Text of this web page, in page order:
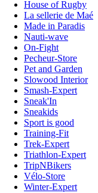
House of Rugby
La sellerie de Maé
Made in Paradis
Nauti-wave
On-Fight
Pecheur-Store
Pet and Garden
Slowood Interior
Smash-Expert
Sneak'In
Sneakids
Sport is good
Training-Fit
Trek-Expert
Triathlon-Expert
TripNBikers
Vélo-Store
Winter-Expert